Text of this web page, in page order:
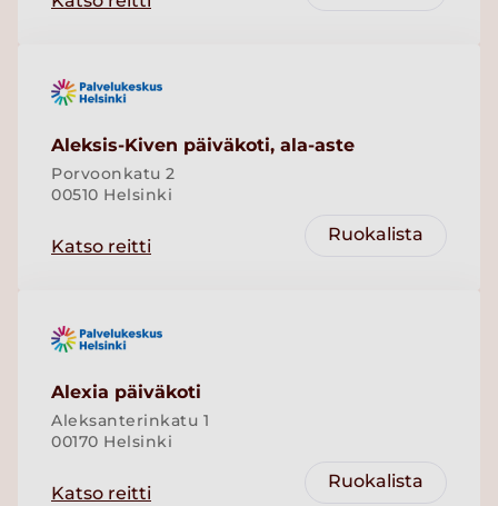
Aleksis-Kiven päiväkoti, ala-aste
Porvoonkatu 2
00510 Helsinki
Katso reitti
Ruokalista
Alexia päiväkoti
Aleksanterinkatu 1
00170 Helsinki
Katso reitti
Ruokalista